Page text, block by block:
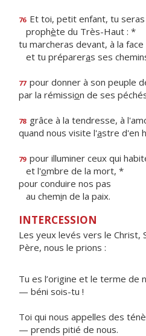
76 Et toi, petit enfant, tu
prophète du Très-Haut : *
tu marcheras devant, à la face
et tu prépareras ses
77 pour donner à son peuple
par la rémission de ses
78 grâce à la tendresse, à
quand nous visite l'astre d'en
79 pour illuminer ceux qui
et l'ombre de la mort, *
pour conduire nos pas
au chemin de la paix.
INTERCESSION
Les yeux levés vers le Christ,
Père, nous le prions :
Tu es l’origine et le terme de
— béni sois-tu !
Toi qui nous appelles des
— prends pitié de nous.